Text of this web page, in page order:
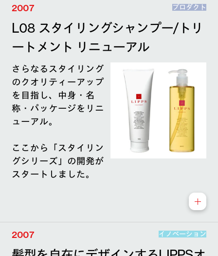
2007 プロダクト
L08 スタイリングシャンプー/トリ
ートメント リニューアル
さらなるスタイリング
のクオリティーアップ
を目指し、中身・名
称・パッケージをリニ
ューアル。
ここから「スタイリン
グシリーズ」の開発が
スタートしました。
2007 イノベーション